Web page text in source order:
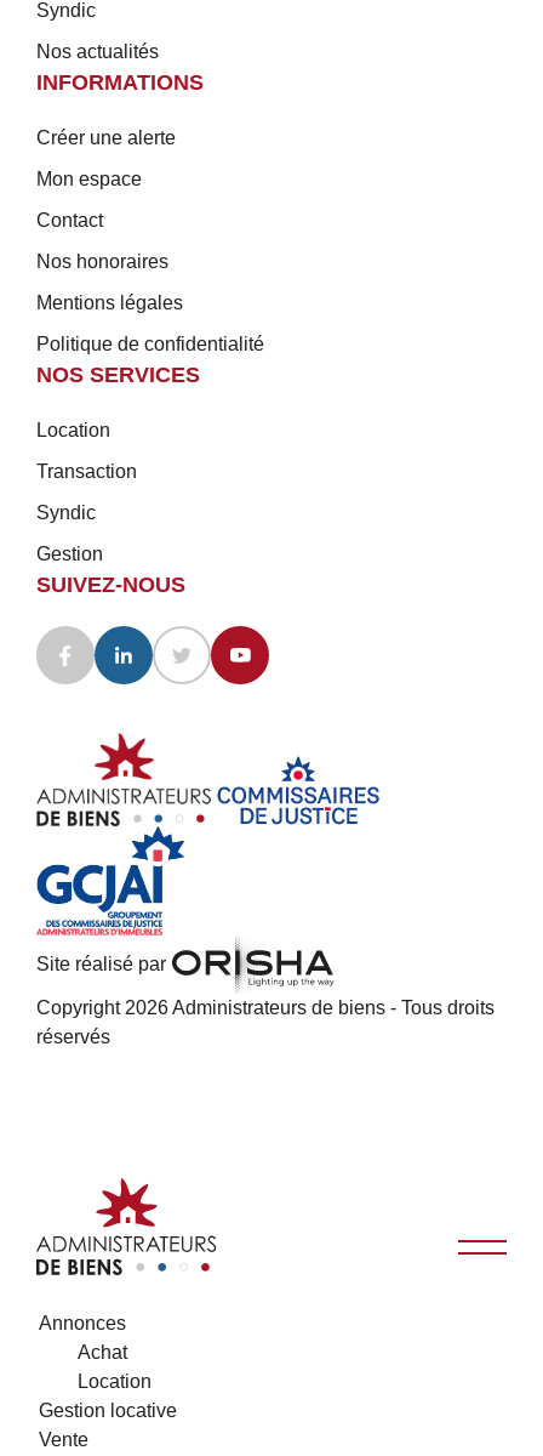
Syndic
Nos actualités
INFORMATIONS
Créer une alerte
Mon espace
Contact
Nos honoraires
Mentions légales
Politique de confidentialité
NOS SERVICES
Location
Transaction
Syndic
Gestion
SUIVEZ-NOUS
Site réalisé par
Copyright 2026 Administrateurs de biens - Tous droits
réservés
Annonces
Achat
Location
Gestion locative
Vente